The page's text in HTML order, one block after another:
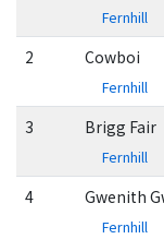
Fernhill
2 Cowboi
Fernhill
3 Brigg Fair
Fernhill
4 Gwenith
Fernhill